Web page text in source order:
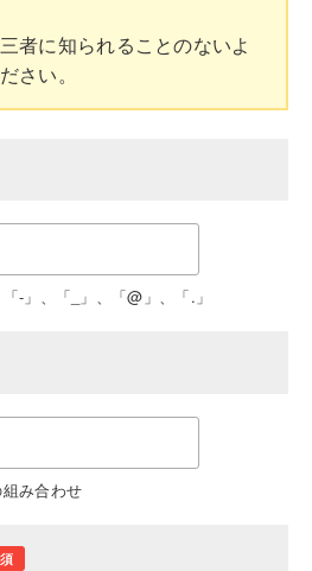
者に知られることのないよ
さい。
-」、「_」、「@」、「.」
み合わせ